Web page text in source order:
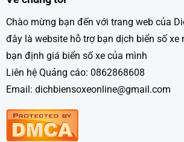
Chào mừng bạn đến với trang web của
đây là website hỗ trợ bạn dịch biển số xe
bạn định giá biển số xe của mình
Liên hệ Quảng cáo: 0862868608
Email: dichbiensoxeonline@gmail.com